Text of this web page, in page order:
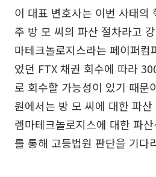
이 대표 변호사는 이번 사태의
주 방 모 씨의 파산 절차라고
마테크놀로지스라는 페이퍼컴
었던 FTX 채권 회수에 따라
로 회수할 가능성이 있기 때문
원에서는 방 모 씨에 대한 파
렘마테크놀로지스에 대한 파
를 통해 고등법원 판단을 기다